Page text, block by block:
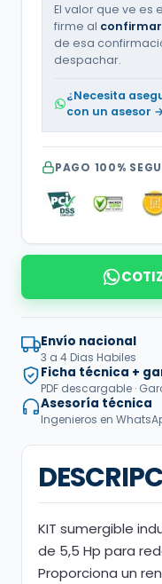
El valor que ve es
firme al
de esa
despachar.
¿Necesita
con un asesor
PAGO 100%
Envío nacional
3 a 4 Dias Habiles
Ficha técnica +
PDF descargable ·
Asesoría técnica
Ingenieros en
KIT sumergible
de 5,5 Hp para
Proporciona un